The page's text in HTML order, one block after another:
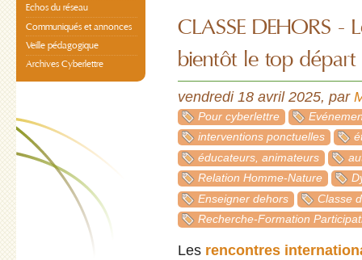
CLASSE DEHORS -
bientôt le top départ
vendredi 18 avril 2025, par
Pour cyberlettre
interventions ponctuelles
éducateurs, animateurs
Relation Homme-Nature
Enseigner dehors
Classe
Recherche-Formation
Les rencontres
Echos du réseau
Communiqués et annonces
Veille pédagogique
Archives Cyberlettre